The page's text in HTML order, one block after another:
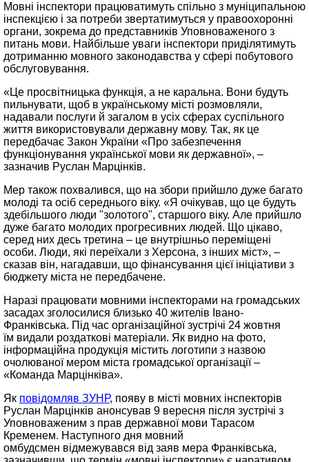
Мовні інспектори працюватимуть спільно з муніципальною
інспекцією і за потреби звертатимуться у правоохоронні
органи, зокрема до представників Уповноваженого з
питань мови. Найбільше уваги інспектори приділятимуть
дотриманню мовного законодавства у сфері побутового
обслуговування.
«Це просвітницька функція, а не каральна. Вони будуть
пильнувати, щоб в українському місті розмовляли,
надавали послуги й загалом в усіх сферах суспільного
життя використовували державну мову. Так, як це
передбачає Закон України «Про забезпечення
функціонування української мови як державної», –
зазначив Руслан Марцінків.
Мер також похвалився, що на збори прийшло дуже багато
молоді та осіб середнього віку. «Я очікував, що це будуть
здебільшого люди "золотого", старшого віку. Але прийшло
дуже багато молодих прогресивних людей. Що цікаво,
серед них десь третина – це внутрішньо переміщені
особи. Люди, які переїхали з Херсона, з інших міст», –
сказав він, нагадавши, що фінансування цієї ініціативи з
бюджету міста не передбачене.
Наразі працювати мовними інспекторами на громадських
засадах зголосилися близько 40 жителів Івано-
Франківська. Під час організаційної зустрічі 24 жовтня
їм видали роздаткові матеріали. Як видно на фото,
інформаційна продукція містить логотипи з назвою
очолюваної мером міста громадської організації –
«Команда Марцінківа».
Як повідомляв ЗУНР, появу в місті мовних інспекторів
Руслан Марцінків анонсував 9 вересня після зустрічі з
Уповноваженим з прав державної мови Тарасом
Кременем. Наступного дня мовний
омбудсмен відмежувався від заяв мера Франківська,